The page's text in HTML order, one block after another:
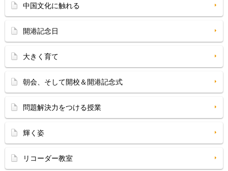
中国文化に触れる
開港記念日
大きく育て
朝会、そして開校＆開港記念式
問題解決力をつける授業
輝く姿
リコーダー教室